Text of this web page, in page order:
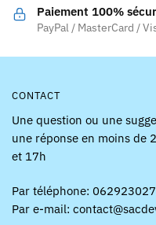
page
du
Paiement 100%
PayPal / MasterCard /
CONTACT
Une question ou une
une réponse en moins de
et 17h
Par téléphone:
Par e-mail: